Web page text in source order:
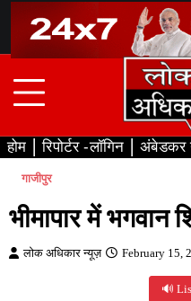
content
होम रिपोर्टर -लॉगिन अंबेडकर
गाजीपुर
भीमापार में भगवान
लोक अधिकार न्यूज़ February 15,
🔊